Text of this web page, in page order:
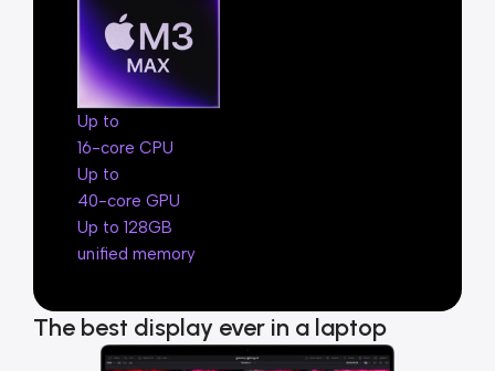
Up to
16-core CPU
Up to
40-core GPU
Up to 128GB
unified memory
The best display ever in a laptop